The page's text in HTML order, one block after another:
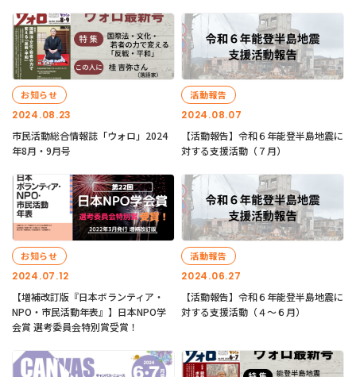
2024.08.23
お知らせ
市民活動総合情報誌「ウォロ」2024
年8月・9月号
2024.08.07
活動報告
【活動報告】令和６年能登半島地震に
対する支援活動（７月）
2024.07.12
お知らせ
【増補改訂版『日本ボランティア・
NPO・市民活動年表』】日本NPO学
会賞 選考委員会特別賞受賞！
2024.06.27
活動報告
【活動報告】令和６年能登半島地震に
対する支援活動（４〜６月）